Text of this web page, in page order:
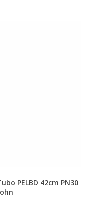
PELBD 42cm PN30